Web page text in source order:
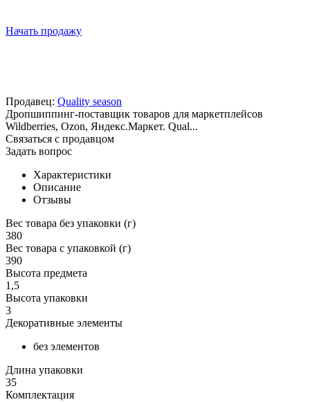
Начать продажу
Продавец: Quality season
Дропшиппинг-поставщик товаров для маркетплейсов
Wildberries, Ozon, Яндекс.Маркет. Qual...
Связаться с продавцом
Задать вопрос
Характеристики
Описание
Отзывы
Вес товара без упаковки (г)
380
Вес товара с упаковкой (г)
390
Высота предмета
1,5
Высота упаковки
3
Декоративные элементы
без элементов
Длина упаковки
35
Комплектация